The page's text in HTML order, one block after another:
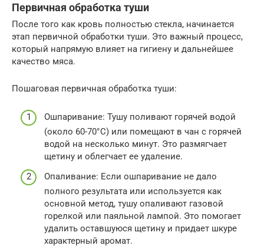
Первичная обработка туши
После того как кровь полностью стекла, начинается
этап первичной обработки туши. Это важный процесс,
который напрямую влияет на гигиену и дальнейшее
качество мяса.
Пошаговая первичная обработка туши:
Ошпаривание: Тушу поливают горячей водой
(около 60-70°C) или помещают в чан с горячей
водой на несколько минут. Это размягчает
щетину и облегчает ее удаление.
Опаливание: Если ошпаривание не дало
полного результата или используется как
основной метод, тушу опаливают газовой
горелкой или паяльной лампой. Это помогает
удалить оставшуюся щетину и придает шкуре
характерный аромат.